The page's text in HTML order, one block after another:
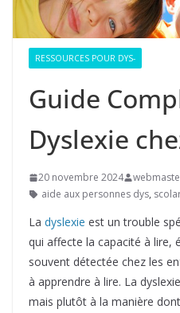
RESSOURCES POUR DYS-
Guide
Dyslexie
20 novembre 2024
aide aux personnes dys,
La dyslexie est un trouble
qui affecte la capacité à lire,
souvent détectée chez les
à apprendre à lire. La
mais plutôt à la manière